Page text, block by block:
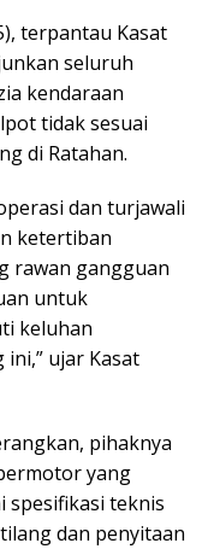
terpantau Kasat
seluruh
kendaraan
tidak sesuai
di Ratahan.
dan turjawali
ketertiban
rawan gangguan
untuk
keluhan
ujar Kasat
pihaknya
yang
spesifikasi teknis
dan penyitaan